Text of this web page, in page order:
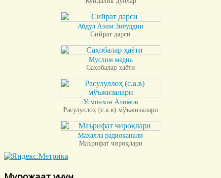
Абдул Азим Зиёуддин
Сийрат дарси
Муслим медиа
Саҳобалар ҳаёти
Усмонхон Алимов
Расулуллоҳ (с.а.в) мўъжизалари
Маҳалла радиоканали
Маърифат чироқлари